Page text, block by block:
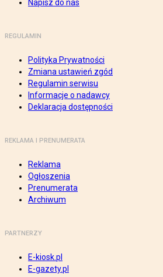
Napisz do nas
REGULAMIN
Polityka Prywatności
Zmiana ustawień zgód
Regulamin serwisu
Informacje o nadawcy
Deklaracja dostępności
REKLAMA I PRENUMERATA
Reklama
Ogłoszenia
Prenumerata
Archiwum
PARTNERZY
E-kiosk.pl
E-gazety.pl